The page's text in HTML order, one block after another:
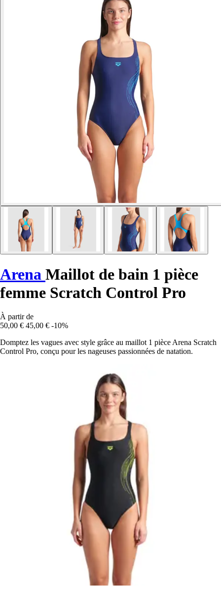
Arena Maillot de bain 1 pièce
femme Scratch Control Pro
À partir de
50,00 € 45,00 € -10%
Domptez les vagues avec style grâce au maillot 1 pièce Arena Scratch
Control Pro, conçu pour les nageuses passionnées de natation.